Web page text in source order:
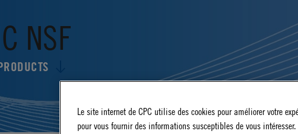
NSF
Le site internet de CPC utilise des cookies pour améliorer votre
pour vous fournir des informations susceptibles de vous